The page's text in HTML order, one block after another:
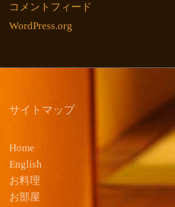
コメントフィード
WordPress.org
サイトマップ
Home
English
お料理
お部屋